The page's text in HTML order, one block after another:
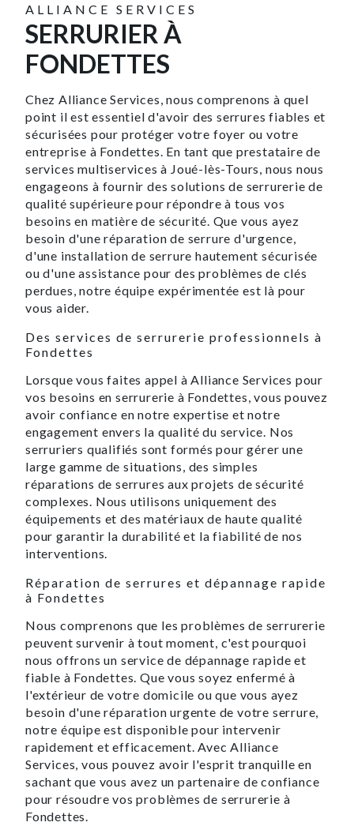
ALLIANCE SERVICES
SERRURIER À
FONDETTES
Chez Alliance Services, nous comprenons à quel
point il est essentiel d'avoir des serrures fiables et
sécurisées pour protéger votre foyer ou votre
entreprise à Fondettes. En tant que prestataire de
services multiservices à Joué-lès-Tours, nous nous
engageons à fournir des solutions de serrurerie de
qualité supérieure pour répondre à tous vos
besoins en matière de sécurité. Que vous ayez
besoin d'une réparation de serrure d'urgence,
d'une installation de serrure hautement sécurisée
ou d'une assistance pour des problèmes de clés
perdues, notre équipe expérimentée est là pour
vous aider.
Des services de serrurerie professionnels à
Fondettes
Lorsque vous faites appel à Alliance Services pour
vos besoins en serrurerie à Fondettes, vous pouvez
avoir confiance en notre expertise et notre
engagement envers la qualité du service. Nos
serruriers qualifiés sont formés pour gérer une
large gamme de situations, des simples
réparations de serrures aux projets de sécurité
complexes. Nous utilisons uniquement des
équipements et des matériaux de haute qualité
pour garantir la durabilité et la fiabilité de nos
interventions.
Réparation de serrures et dépannage rapide
à Fondettes
Nous comprenons que les problèmes de serrurerie
peuvent survenir à tout moment, c'est pourquoi
nous offrons un service de dépannage rapide et
fiable à Fondettes. Que vous soyez enfermé à
l'extérieur de votre domicile ou que vous ayez
besoin d'une réparation urgente de votre serrure,
notre équipe est disponible pour intervenir
rapidement et efficacement. Avec Alliance
Services, vous pouvez avoir l'esprit tranquille en
sachant que vous avez un partenaire de confiance
pour résoudre vos problèmes de serrurerie à
Fondettes.